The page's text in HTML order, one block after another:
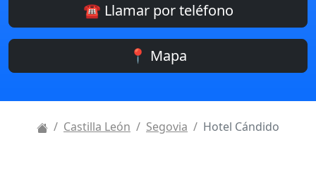
☎️ Llamar por teléfono
📍 Mapa
Castilla León Segovia Hotel Cándido